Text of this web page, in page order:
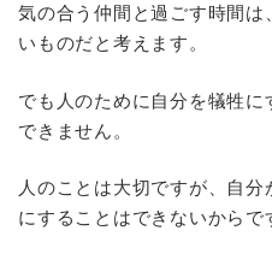
気の合う仲間と過ごす時間は
いものだと考えます。
でも人のために自分を犠牲
できません。
人のことは大切ですが、自
にすることはできないからで